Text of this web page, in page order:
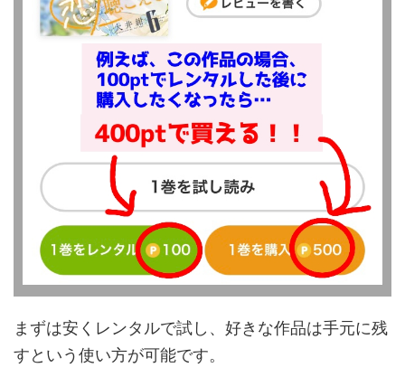
まずは安くレンタルで試し、好きな作品は手元に残
すという使い方が可能です。